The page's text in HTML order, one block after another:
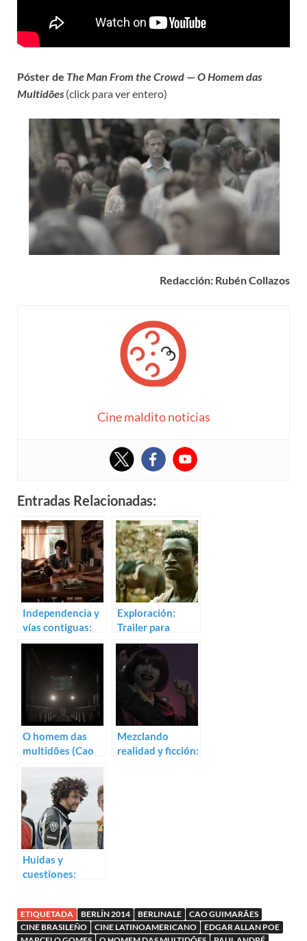
Póster de The Man From the Crowd —O Homem das
Multidões (click para ver entero)
Redacción: Rubén Collazos
Cine maldito noticias
Entradas Relacionadas:
Independencia y
vías contiguas:
Trailer de The
Exploración:
Trailer para
Joaquim de
Marcelo Gomes
O homem das
multidões (Cao
Marcelo Gomes)
Mezclando
realidad y ficción:
Huidas y
cuestiones:
Karim Aïnouz
ETIQUETADA BERLÍN 2014 BERLINALE
CAO GUIMARÃES
CINE BRASILEÑO
CINE LATINOAMERICANO
EDGAR ALLAN POE